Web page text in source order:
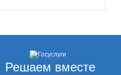
Решаем вместе